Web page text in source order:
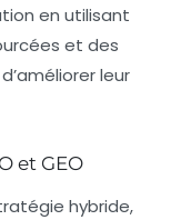
en utilisant
et des
leur
et GEO
hybride,